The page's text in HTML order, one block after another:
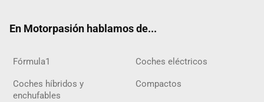
En Motorpasión hablamos de...
Fórmula1 Coches eléctricos
Coches híbridos y
enchufables
Compactos